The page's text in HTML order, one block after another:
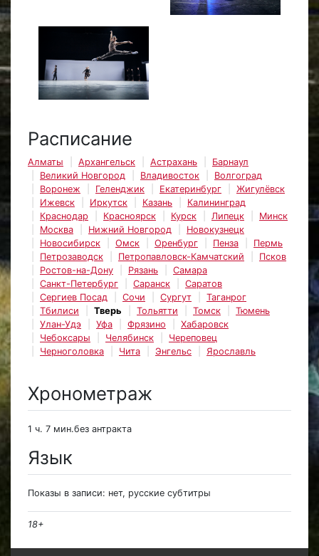
Расписание
Алматы Архангельск Астрахань
Барнаул
Великий Новгород
Владивосток
Волгоград
Воронеж
Геленджик Екатеринбург
Жигулёвск
Ижевск
Иркутск Казань
Калининград
Краснодар
Красноярск Курск Липецк
Минск
Москва
Нижний Новгород
Новокузнецк
Новосибирск
Омск Оренбург Пенза
Пермь
Петрозаводск
Петропавловск-Камчатский
Псков
Ростов-на-Дону
Рязань
Самара
Санкт-Петербург
Саранск
Саратов
Сергиев Посад
Сочи Сургут
Таганрог
Тбилиси
Тверь Тольятти Томск
Тюмень
Улан-Удэ
Уфа Фрязино
Хабаровск
Чебоксары
Челябинск
Череповец
Черноголовка
Чита Энгельс Ярославль
Хронометраж
1 ч. 7 мин.без антракта
Язык
Показы в записи: нет, русские субтитры
18+